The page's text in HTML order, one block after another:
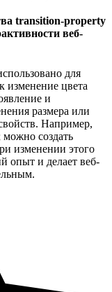
transition-property
веб-
для
изменение цвета
и
размера или
Например,
можно создать
изменении этого
опыт и делает веб-